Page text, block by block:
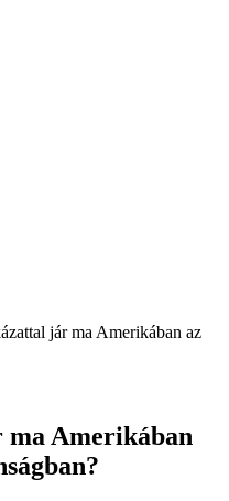
jár ma Amerikában az
Amerikában